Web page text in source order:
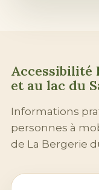
Accessibilité
et au lac du
Informations
personnes à
de La Bergerie